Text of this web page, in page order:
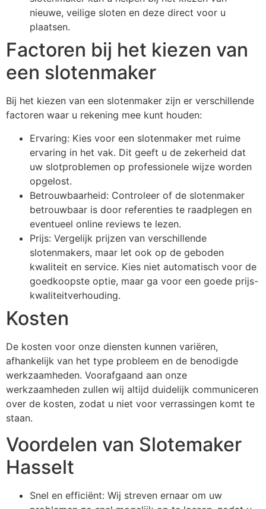
nieuwe, veilige sloten en deze direct voor u
plaatsen.
Factoren bij het kiezen van
een slotenmaker
Bij het kiezen van een slotenmaker zijn er verschillende
factoren waar u rekening mee kunt houden:
Ervaring: Kies voor een slotenmaker met ruime
ervaring in het vak. Dit geeft u de zekerheid dat
uw slotproblemen op professionele wijze worden
opgelost.
Betrouwbaarheid: Controleer of de slotenmaker
betrouwbaar is door referenties te raadplegen en
eventueel online reviews te lezen.
Prijs: Vergelijk prijzen van verschillende
slotenmakers, maar let ook op de geboden
kwaliteit en service. Kies niet automatisch voor de
goedkoopste optie, maar ga voor een goede prijs-
kwaliteitverhouding.
Kosten
De kosten voor onze diensten kunnen variëren,
afhankelijk van het type probleem en de benodigde
werkzaamheden. Voorafgaand aan onze
werkzaamheden zullen wij altijd duidelijk communiceren
over de kosten, zodat u niet voor verrassingen komt te
staan.
Voordelen van Slotemaker
Hasselt
Snel en efficiënt: Wij streven ernaar om uw